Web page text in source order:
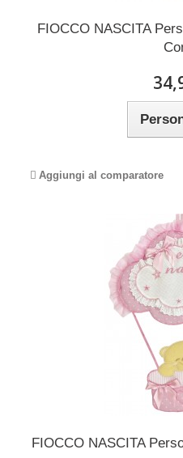
FIOCCO NASCITA
Aggiungi al comparatore
FIOCCO NASCITA